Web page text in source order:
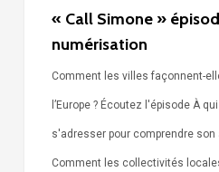
« Call Simone »
numérisation
Comment les villes façonnent-
l’Europe ? Écoutez l'épisode À
s'adresser pour comprendre son
Comment les collectivités